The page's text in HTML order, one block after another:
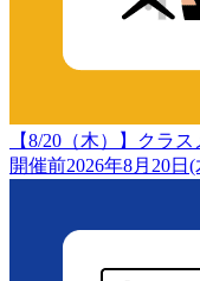
【8/20（木）】クラ
開催前2026年8月20日(